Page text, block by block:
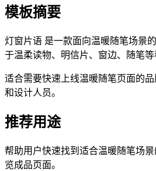
模板摘要
灯窗片语 是一款面向温暖随笔场景
于温柔读物、明信片、窗边、随笔等
适合需要快速上线温暖随笔页面的
和设计人员。
推荐用途
帮助用户快速找到适合温暖随笔场
览成品页面。